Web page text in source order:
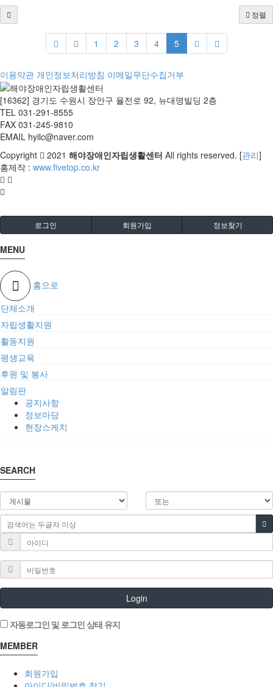
정렬
1 2 3 4 5
이용약관 개인정보처리방침 이메일무단수집거부
[16362] 경기도 수원시 장안구 율전로 92, 뉴대명빌딩 2층
TEL 031-291-8555
FAX 031-245-9810
EMAIL hyilc@naver.com
Copyright
2021 해야장애인자립생활센터 All rights reserved. [관리]
홈제작 : www.fivetop.co.kr
로그인 회원가입 정보찾기
MENU
홈으로
단체소개
자립생활지원
활동지원
평생교육
후원 및 봉사
알림판
공지사항
정보마당
현장스케치
SEARCH
Login
자동로그인 및 로그인 상태 유지
MEMBER
회원가입